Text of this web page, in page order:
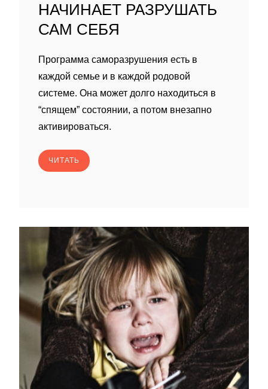
НАЧИНАЕТ РАЗРУШАТЬ
САМ СЕБЯ
Программа саморазрушения есть в
каждой семье и в каждой родовой
системе. Она может долго находиться в
“спящем” состоянии, а потом внезапно
активироваться.
ЧИТАТЬ